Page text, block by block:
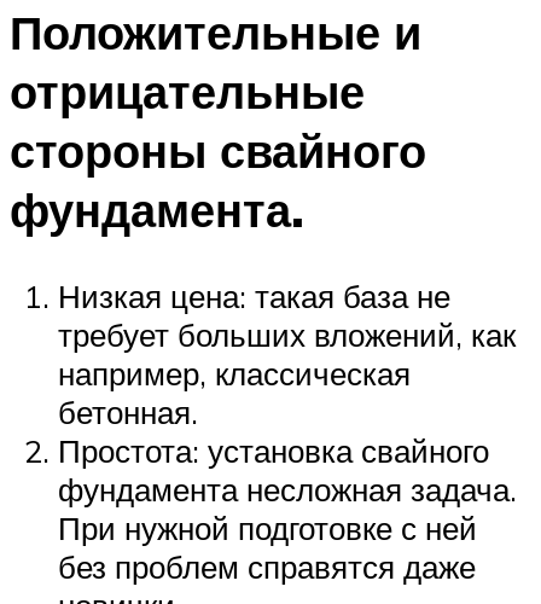
Положительные и
отрицательные
стороны свайного
фундамента.
Низкая цена: такая база не
требует больших вложений, как
например, классическая
бетонная.
Простота: установка свайного
фундамента несложная задача.
При нужной подготовке с ней
без проблем справятся даже